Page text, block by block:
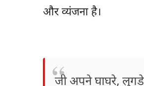
और व्यंजना है।
जी अपने घाघरे,